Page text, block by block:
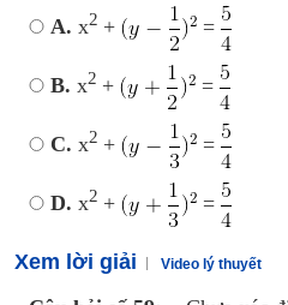
A. x2 + =
B. x2 + =
C. x2 + =
D. x2 + =
Xem lời giải Video lý thuyết